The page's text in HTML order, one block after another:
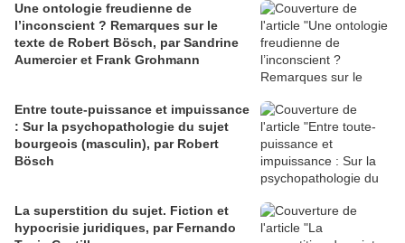
Une ontologie freudienne de
l’inconscient ? Remarques sur le
texte de Robert Bösch, par Sandrine
Aumercier et Frank Grohmann
Entre toute-puissance et impuissance
: Sur la psychopathologie du sujet
bourgeois (masculin), par Robert
Bösch
La superstition du sujet. Fiction et
hypocrisie juridiques, par Fernando